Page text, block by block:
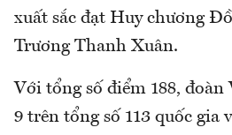
xuất sắc đạt Huy chương
Trương Thanh Xuân.
Với tổng số điểm 188,
9 trên tổng số 113 quốc gia